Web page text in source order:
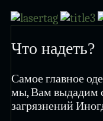
Что надеть?
Самое главное
мы, Вам выдадим
загрязнений